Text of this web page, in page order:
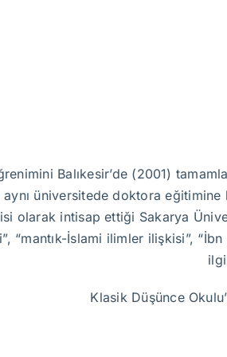
Balıkesir’de (2001)
üniversitede doktora eğitimine
olarak intisap ettiği Sakarya
“mantık-İslami ilimler ilişkisi”,
Klasik Düşünce